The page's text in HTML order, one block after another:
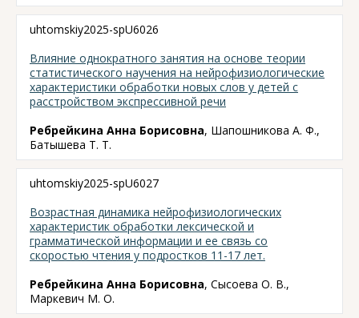
uhtomskiy2025-spU6026
Влияние однократного занятия на основе теории
статистического научения на нейрофизиологические
характеристики обработки новых слов у детей с
расстройством экспрессивной речи
Ребрейкина Анна Борисовна, Шапошникова А. Ф.,
Батышева Т. Т.
uhtomskiy2025-spU6027
Возрастная динамика нейрофизиологических
характеристик обработки лексической и
грамматической информации и ее связь со
скоростью чтения у подростков 11-17 лет.
Ребрейкина Анна Борисовна, Сысоева О. В.,
Маркевич М. О.